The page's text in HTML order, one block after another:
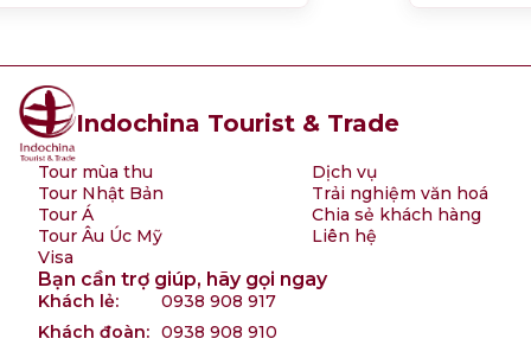
Indochina Tourist & Trade
Tour mùa thu
Tour Nhật Bản
Tour Á
Tour Âu Úc Mỹ
Visa
Dịch vụ
Trải nghiệm văn hoá
Chia sẻ khách hàng
Liên hệ
Bạn cần trợ giúp, hãy gọi ngay
Khách lẻ:
0938 908 917
Khách đoàn: 0938 908 910